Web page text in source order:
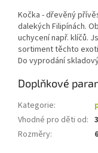
Kočka - dřevěný
dalekých Filipínách.
uchycení např. klíčů.
sortiment těchto
Do vyprodání
Doplňkové
Kategorie:
Vhodné pro děti od:
Rozměry: